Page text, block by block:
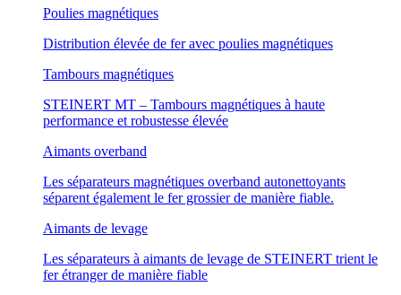
Poulies magnétiques
Distribution élevée de fer avec poulies magnétiques
Tambours magnétiques
STEINERT MT – Tambours magnétiques à haute
performance et robustesse élevée
Aimants overband
Les séparateurs magnétiques overband autonettoyants
séparent également le fer grossier de manière fiable.
Aimants de levage
Les séparateurs à aimants de levage de STEINERT trient le
fer étranger de manière fiable